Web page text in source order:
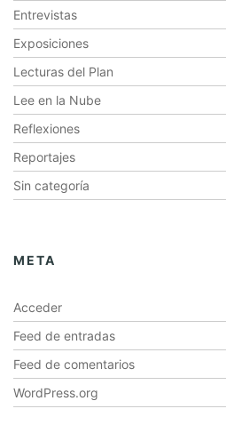
Entrevistas
Exposiciones
Lecturas del Plan
Lee en la Nube
Reflexiones
Reportajes
Sin categoría
META
Acceder
Feed de entradas
Feed de comentarios
WordPress.org